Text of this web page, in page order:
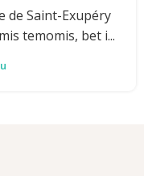
de Saint-Exupéry
temomis, bet i...